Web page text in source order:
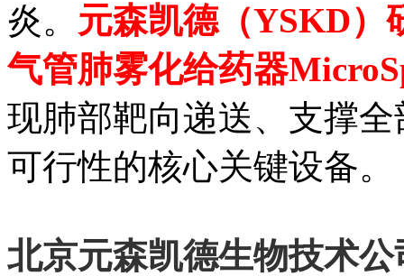
炎。 元森凯德（YSKD）
气管肺雾化给药器
现肺部靶向递送、支撑
可行性的核心关键设备。
北京元森凯德生物技术公